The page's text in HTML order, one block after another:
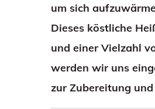
um sich
Dieses köstliche
und einer Vielzahl
werden wir uns
zur Zubereitung